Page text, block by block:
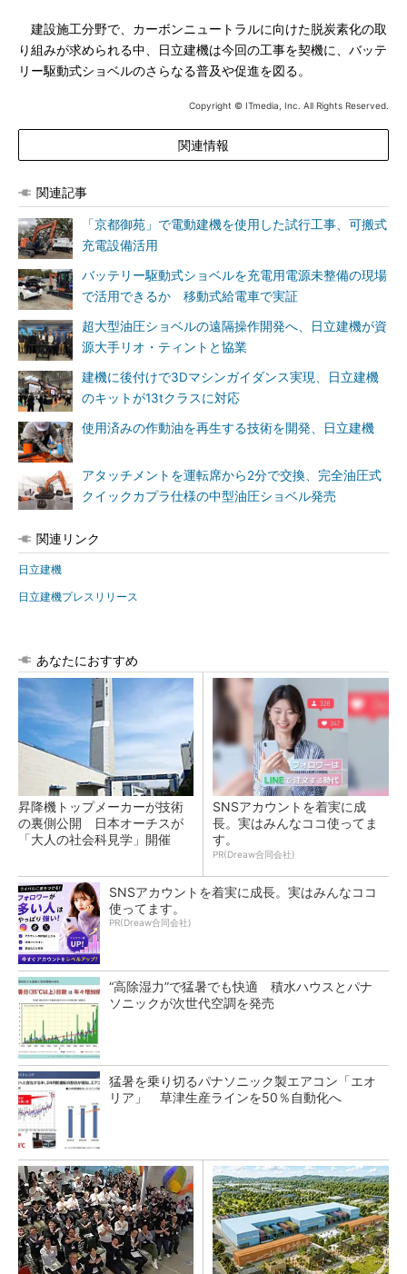
建設施工分野で、カーボンニュートラルに向けた脱炭素化の取
り組みが求められる中、日立建機は今回の工事を契機に、バッテ
リー駆動式ショベルのさらなる普及や促進を図る。
Copyright © ITmedia, Inc. All Rights Reserved.
関連情報
関連記事
「京都御苑」で電動建機を使用した試行工事、可搬式
充電設備活用
バッテリー駆動式ショベルを充電用電源未整備の現場
で活用できるか 移動式給電車で実証
超大型油圧ショベルの遠隔操作開発へ、日立建機が資
源大手リオ・ティントと協業
建機に後付けで3Dマシンガイダンス実現、日立建機
のキットが13tクラスに対応
使用済みの作動油を再生する技術を開発、日立建機
アタッチメントを運転席から2分で交換、完全油圧式
クイックカプラ仕様の中型油圧ショベル発売
関連リンク
日立建機
日立建機プレスリリース
あなたにおすすめ
昇降機トップメーカーが技術
の裏側公開 日本オーチスが
「大人の社会科見学」開催
SNSアカウントを着実に成
長。実はみんなココ使ってま
す。
PR(Dreaw合同会社)
SNSアカウントを着実に成長。実はみんなココ
使ってます。
PR(Dreaw合同会社)
“高除湿力”で猛暑でも快適 積水ハウスとパナ
ソニックが次世代空調を発売
猛暑を乗り切るパナソニック製エアコン「エオ
リア」 草津生産ラインを50％自動化へ